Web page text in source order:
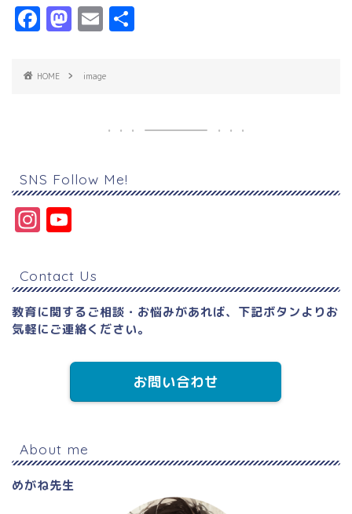
F
c
o
k
M
s
o
n
E
ai
HOME image
SNS Follow Me!
In
t
a
g
r
u
T
u
b
e
C
a
n
n
Contact Us
教育に関するご相談・お悩みがあれば、下記ボタンよりお
気軽にご連絡ください。
お問い合わせ
About me
めがね先生